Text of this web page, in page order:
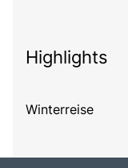
Highlights
Winterreise